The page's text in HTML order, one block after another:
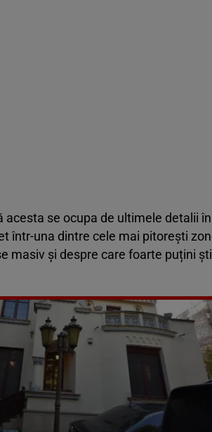
acesta se ocupa de ultimele detalii
într-una dintre cele mai pitorești
masiv și despre care foarte puțini